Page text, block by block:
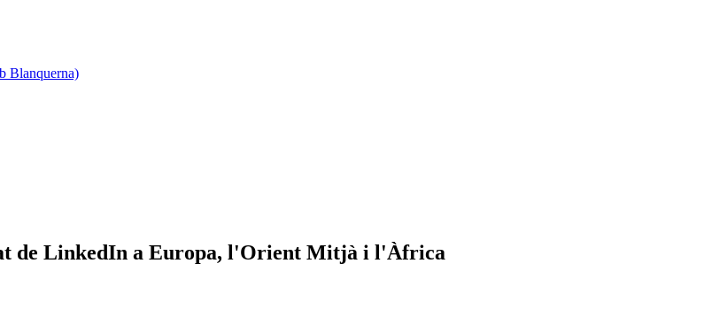
Blanquerna)
de LinkedIn a Europa, l'Orient Mitjà i l'Àfrica